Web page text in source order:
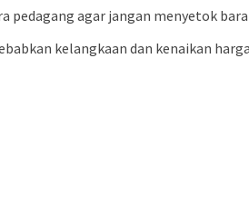
pedagang agar jangan menyetok
kelangkaan dan kenaikan